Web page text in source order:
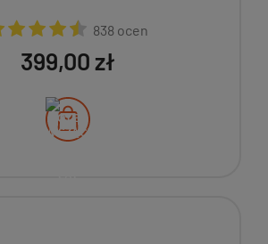
838 ocen
399,00 zł